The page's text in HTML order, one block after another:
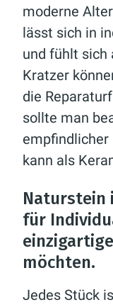
moderne
lässt sich in
und fühlt sich
Kratzer
die
sollte man
empfindlicher
kann als
Naturstein
für
möchten.
Jedes Stück